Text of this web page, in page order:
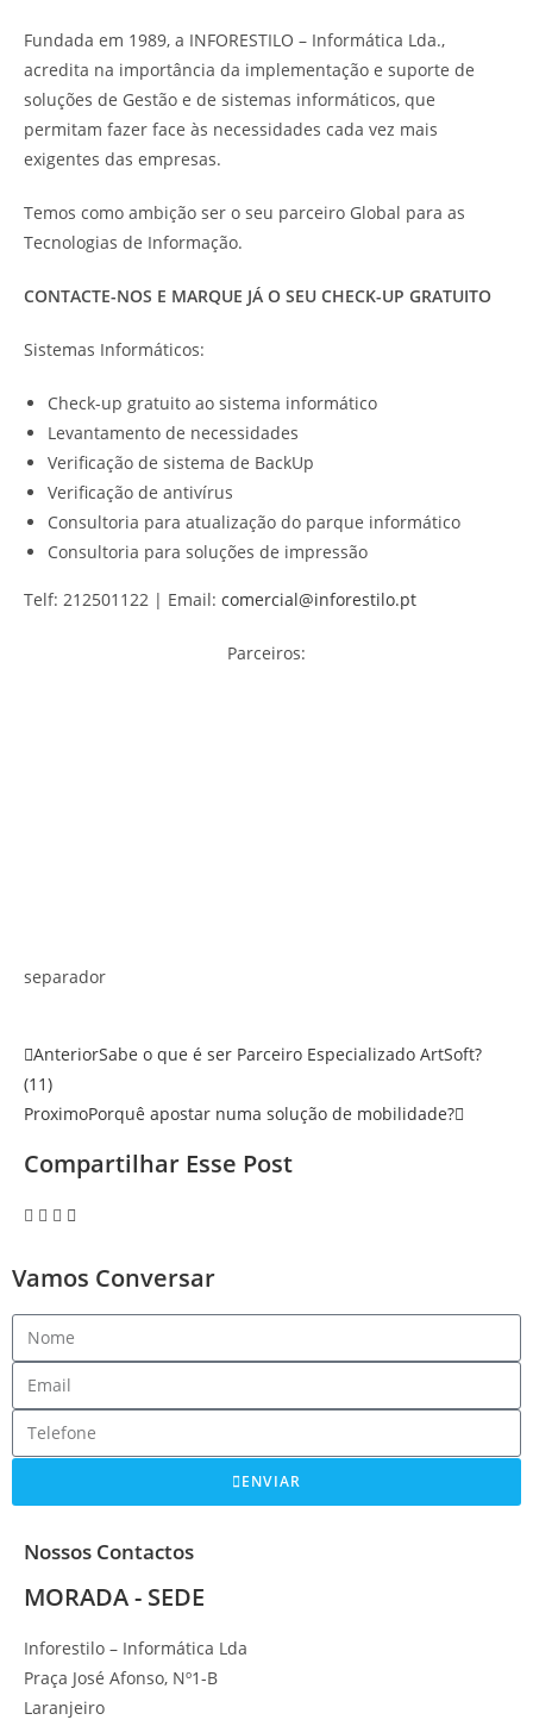
Fundada em 1989, a INFORESTILO – Informática Lda.,
acredita na importância da implementação e suporte de
soluções de Gestão e de sistemas informáticos, que
permitam fazer face às necessidades cada vez mais
exigentes das empresas.
Temos como ambição ser o seu parceiro Global para as
Tecnologias de Informação.
CONTACTE-NOS E MARQUE JÁ O SEU CHECK-UP GRATUITO
Sistemas Informáticos:
Check-up gratuito ao sistema informático
Levantamento de necessidades
Verificação de sistema de BackUp
Verificação de antivírus
Consultoria para atualização do parque informático
Consultoria para soluções de impressão
Telf: 212501122 | Email: comercial@inforestilo.pt
Parceiros:
separador
AnteriorSabe o que é ser Parceiro Especializado ArtSoft?
(11)
ProximoPorquê apostar numa solução de mobilidade?
Compartilhar Esse Post
Vamos Conversar
ENVIAR
Nossos Contactos
MORADA - SEDE
Inforestilo – Informática Lda
Praça José Afonso, Nº1-B
Laranjeiro